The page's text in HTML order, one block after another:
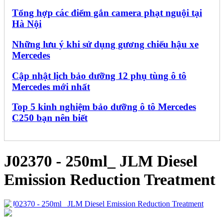
Tổng hợp các điểm gắn camera phạt nguội tại
Hà Nội
Những lưu ý khi sử dụng gương chiếu hậu xe
Mercedes
Cập nhật lịch bảo dưỡng 12 phụ tùng ô tô
Mercedes mới nhất
Top 5 kinh nghiệm bảo dưỡng ô tô Mercedes
C250 bạn nên biết
J02370 - 250ml_ JLM Diesel
Emission Reduction Treatment